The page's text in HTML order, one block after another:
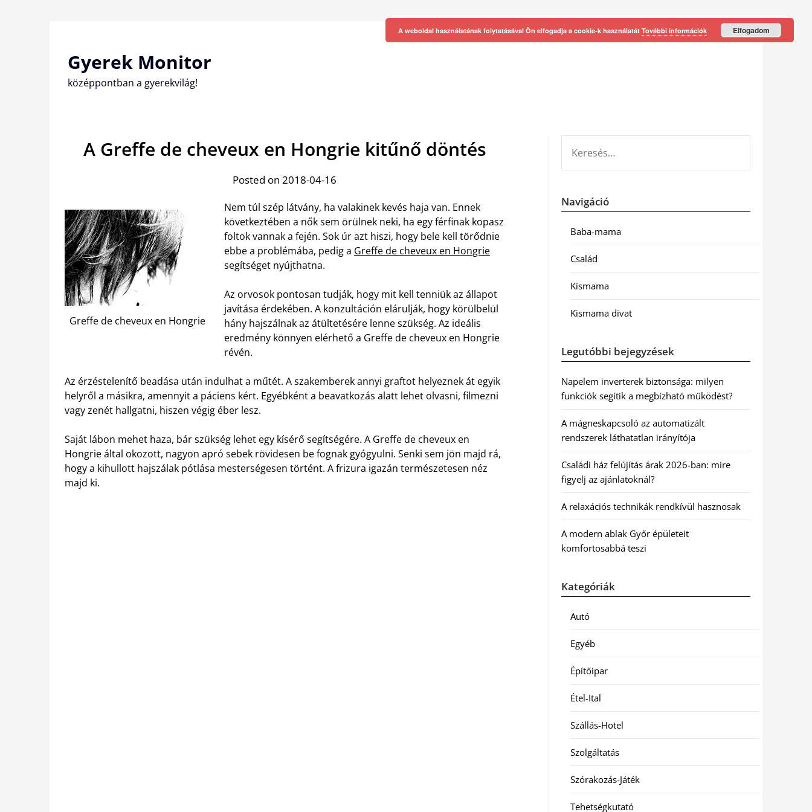
Gyerek Monitor
középpontban a gyerekvilág!
A Greffe de cheveux en Hongrie kitűnő döntés
Posted on 2018-04-16
Greffe de cheveux en Hongrie
Nem túl szép látvány, ha valakinek kevés haja van. Ennek
következtében a nők sem örülnek neki, ha egy férfinak kopasz
foltok vannak a fején. Sok úr azt hiszi, hogy bele kell törődnie
ebbe a problémába, pedig a Greffe de cheveux en Hongrie
segítséget nyújthatna.
Az orvosok pontosan tudják, hogy mit kell tenniük az állapot
javítása érdekében. A konzultáción elárulják, hogy körülbelül
hány hajszálnak az átültetésére lenne szükség. Az ideális
eredmény könnyen elérhető a Greffe de cheveux en Hongrie
révén.
Az érzéstelenítő beadása után indulhat a műtét. A szakemberek annyi graftot helyeznek át egyik
helyről a másikra, amennyit a páciens kért. Egyébként a beavatkozás alatt lehet olvasni, filmezni
vagy zenét hallgatni, hiszen végig éber lesz.
Saját lábon mehet haza, bár szükség lehet egy kísérő segítségére. A Greffe de cheveux en
Hongrie által okozott, nagyon apró sebek rövidesen be fognak gyógyulni. Senki sem jön majd rá,
hogy a kihullott hajszálak pótlása mesterségesen történt. A frizura igazán természetesen néz
majd ki.
Navigáció
Baba-mama
Család
Kismama
Kismama divat
Legutóbbi bejegyzések
Napelem inverterek biztonsága: milyen
funkciók segítik a megbízható működést?
A mágneskapcsoló az automatizált
rendszerek láthatatlan irányítója
Családi ház felújítás árak 2026-ban: mire
figyelj az ajánlatoknál?
A relaxációs technikák rendkívül hasznosak
A modern ablak Győr épületeit
komfortosabbá teszi
Kategóriák
Autó
Egyéb
Építőipar
Étel-Ital
Szállás-Hotel
Szolgáltatás
Szórakozás-Játék
Tehetségkutató
A weboldal használatának folytatásával Ön elfogadja a cookie-k használatát További információk Elfogadom